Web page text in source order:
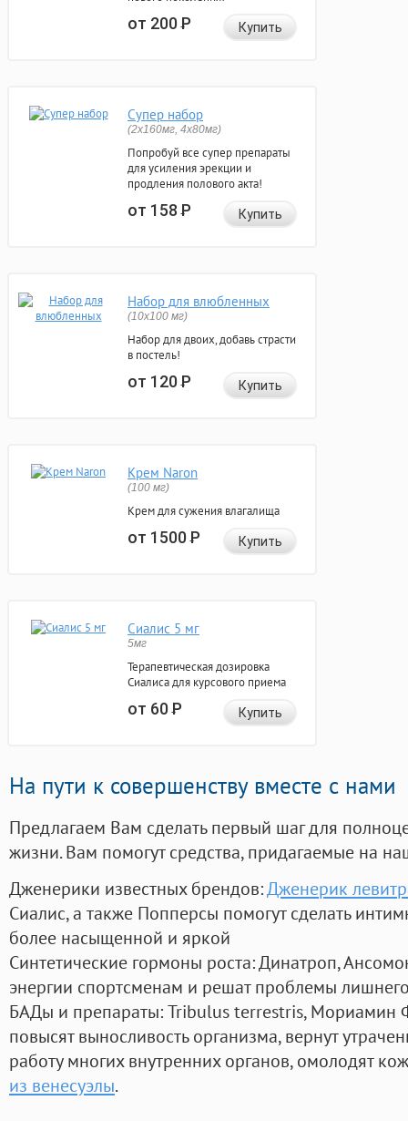
от 200Р Купить
Супер набор
(2х160мг, 4х80мг)
Попробуй все супер препараты
для усиления эрекции и
продления полового акта!
от 158Р Купить
Набор для влюбленных
(10х100 мг)
Набор для двоих, добавь страсти
в постель!
от 120Р Купить
Крем Naron
(100 мг)
Крем для сужения влагалища
от 1500Р Купить
Сиалис 5 мг
5мг
Терапевтическая дозировка
Сиалиса для курсового приема
от 60Р Купить
На пути к совершенству вместе с нами
Предлагаем Вам сделать первый шаг для
жизни. Вам помогут средства, придагаемые на
Дженерики известных брендов:Дженерик
Сиалис, а также Попперсы помогут сделать
более насыщенной и яркой
Синтетические гормоны роста: Динатроп,
энергии спортсменам и решат проблемы
БАДы и препараты:Tribulus terrestris, Мориамин
повысят выносливость организма, вернут
работу многих внутренних органов, омолодят
из венесуэлы.